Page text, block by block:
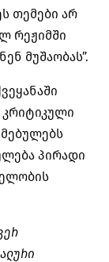
თემები არ
რეჟიმში
მუშაობას”.
კრიტიკული
პირადი